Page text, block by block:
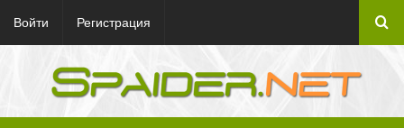
Войти Регистрация